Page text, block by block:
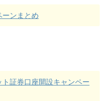
ーンまとめ
ト証券口座開設キャンペー